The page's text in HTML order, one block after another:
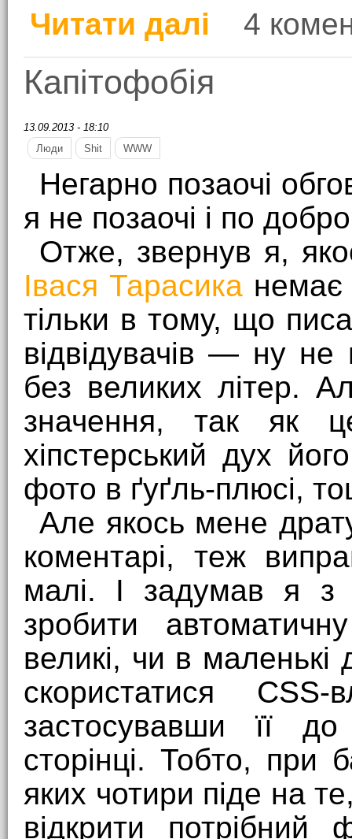
Читати далі
про Про наше
4
Капітофобія
13.09.2013 - 18:10
Люди
Shit WWW
Негарно позаочі
я не позаочі і по
Отже, звернув я,
Івася Тарасика немає
тільки в тому, що
відвідувачів — ну
без великих літер.
значення, так як
хіпстерський дух
фото в ґуґль-плюсі,
Але якось мене
коментарі, теж
малі. І задумав я з
зробити
великі, чи в
скористатися CSS-
застосувавши її
сторінці. Тобто, при
яких чотири піде на
відкрити